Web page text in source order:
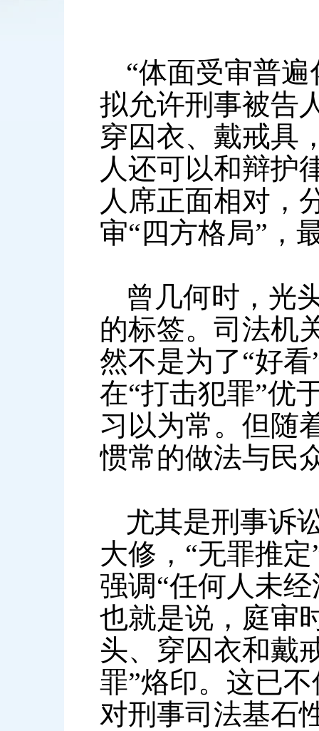
“体面受审普
拟允许刑事被告
穿囚衣、戴戒具
人还可以和辩护
人席正面相对，
审“四方格局”，
曾几何时，光
的标签。司法机
然不是为了“好
在“打击犯罪”优
习以为常。但随
惯常的做法与民
尤其是刑事诉
大修，“无罪推
强调“任何人未
也就是说，庭审
头、穿囚衣和戴
罪”烙印。这已
对刑事司法基石